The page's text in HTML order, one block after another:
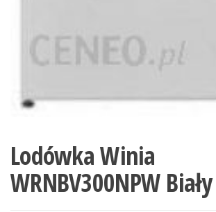
Lodówka Winia
WRNBV300NPW Biały